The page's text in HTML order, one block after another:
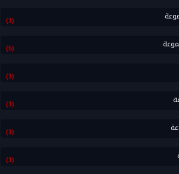
(1)
(5)
(1)
(1)
(1)
(1)